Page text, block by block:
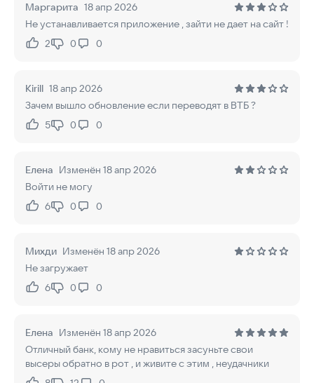
Маргарита 18 апр 2026
Не устанавливается приложение , зайти не дает на сайт !
Нравится:
2Не нравится:
0 0
Kirill 18 апр 2026
Зачем вышло обновление если переводят в ВТБ ?
Нравится:
5Не нравится:
0 0
Елена Изменён 18 апр 2026
Войти не могу
Нравится:
6Не нравится:
0 0
Михди Изменён 18 апр 2026
Не загружает
Нравится:
6Не нравится:
0 0
Елена Изменён 18 апр 2026
Отличный банк, кому не нравиться засуньте свои
высеры обратно в рот , и живите с этим , неудачники